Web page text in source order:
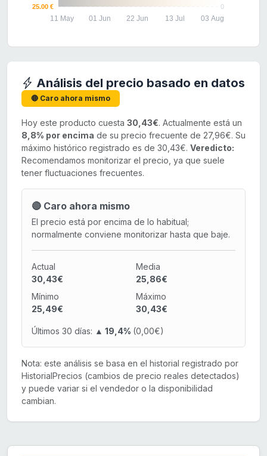
0
25.00 €
11 May 01 Jun 22 Jun 13 Jul 03 Aug
Análisis del precio basado en datos
🔴 Caro ahora mismo
Hoy este producto cuesta 30,43€. Actualmente está un
8,8% por encima de su precio frecuente de 27,96€. Su
máximo histórico registrado es de 30,43€. Veredicto:
Recomendamos monitorizar el precio, ya que suele
tener fluctuaciones frecuentes.
🔴 Caro ahora mismo
El precio está por encima de lo habitual;
normalmente conviene monitorizar hasta que baje.
Actual
30,43€
Media
25,86€
Mínimo
25,49€
Máximo
30,43€
Últimos 30 días: ▲ 19,4% (0,00€)
Nota: este análisis se basa en el historial registrado por
HistorialPrecios (cambios de precio reales detectados)
y puede variar si el vendedor o la disponibilidad
cambian.